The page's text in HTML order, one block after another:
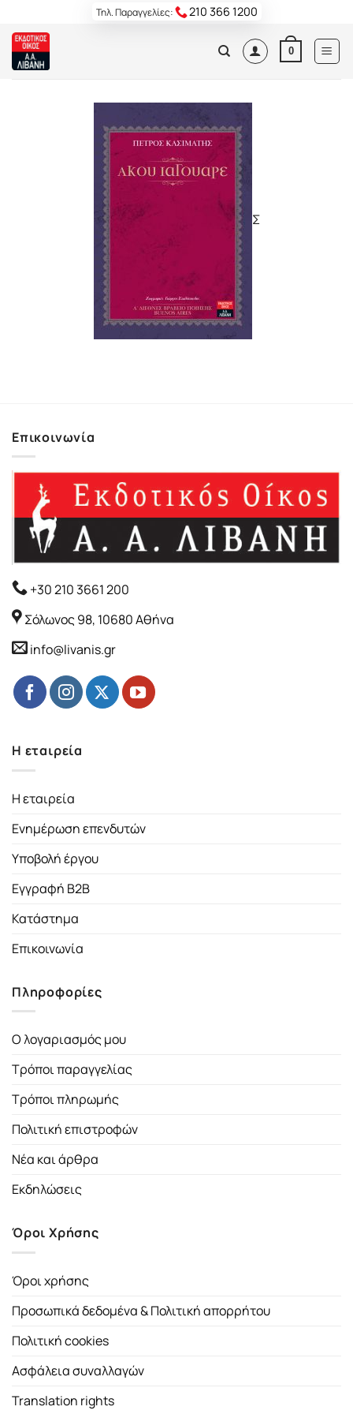
content
Τηλ. Παραγγελίες: 210 366 1200
0
Σ
Επικοινωνία
+30 210 3661 200
Σόλωνος 98, 10680 Αθήνα
info@livanis.gr
Η εταιρεία
Η εταιρεία
Ενημέρωση επενδυτών
Υποβολή έργου
Εγγραφή B2B
Κατάστημα
Επικοινωνία
Πληροφορίες
Ο λογαριασμός μου
Τρόποι παραγγελίας
Τρόποι πληρωμής
Πολιτική επιστροφών
Νέα και άρθρα
Εκδηλώσεις
Όροι Χρήσης
Όροι χρήσης
Προσωπικά δεδομένα & Πολιτική απορρήτου
Πολιτική cookies
Ασφάλεια συναλλαγών
Translation rights